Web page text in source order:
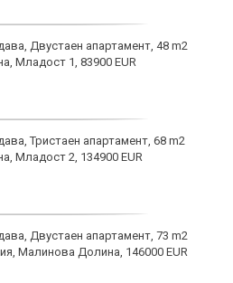
Двустаен апартамент, 48 m2
Младост 1, 83900 EUR
Тристаен апартамент, 68 m2
Младост 2, 134900 EUR
Двустаен апартамент, 73 m2
Малинова Долина, 146000 EUR